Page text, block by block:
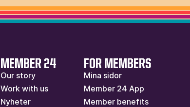
MEMBER 24
Our story
Work with us
Nyheter
FOR MEMBERS
Mina sidor
Member 24 App
Member benefits